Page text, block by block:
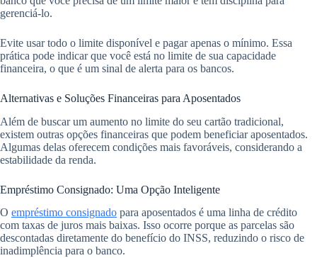
gerenciá-lo.
Evite usar todo o limite disponível e pagar apenas o mínimo. Essa
prática pode indicar que você está no limite de sua capacidade
financeira, o que é um sinal de alerta para os bancos.
Alternativas e Soluções Financeiras para Aposentados
Além de buscar um aumento no limite do seu cartão tradicional,
existem outras opções financeiras que podem beneficiar aposentados.
Algumas delas oferecem condições mais favoráveis, considerando a
estabilidade da renda.
Empréstimo Consignado: Uma Opção Inteligente
O empréstimo consignado para aposentados é uma linha de crédito
com taxas de juros mais baixas. Isso ocorre porque as parcelas são
descontadas diretamente do benefício do INSS, reduzindo o risco de
inadimplência para o banco.